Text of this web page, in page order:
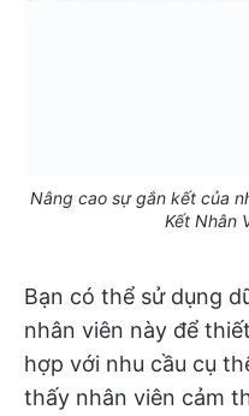
Nâng cao sự gắn kết của
Kết Nhân
Bạn có thể sử dụng
nhân viên này để
hợp với nhu cầu cụ
thấy nhân viên cảm